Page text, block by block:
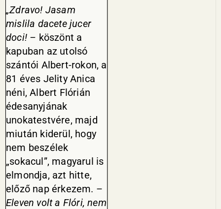
„Zdravo! Jasam
mislila dacete jucer
doci! – köszönt a
kapuban az utolsó
szántói Albert-rokon, a
81 éves Jelity Anica
néni, Albert Fló­rián
édesanyjának
unokatestvére, majd
miután kiderül, hogy
nem beszélek
„sokacul”, magyarul is
el­mondja, azt hitte,
előző nap érke­zem. –
Eleven volt a Flóri, nem